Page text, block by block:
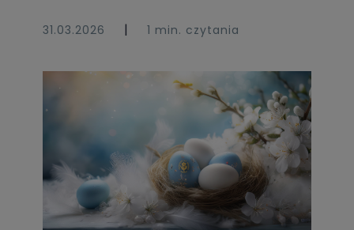
31.03.2026 | 1 min. czytania